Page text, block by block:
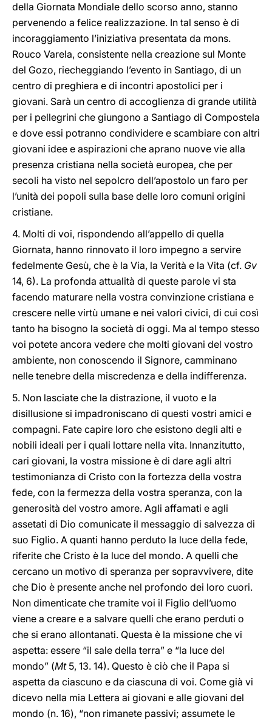
della Giornata Mondiale dello scorso anno, stanno
pervenendo a felice realizzazione. In tal senso è di
incoraggiamento l’iniziativa presentata da mons.
Rouco Varela, consistente nella creazione sul Monte
del Gozo, riecheggiando l’evento in Santiago, di un
centro di preghiera e di incontri apostolici per i
giovani. Sarà un centro di accoglienza di grande utilità
per i pellegrini che giungono a Santiago di Compostela
e dove essi potranno condividere e scambiare con altri
giovani idee e aspirazioni che aprano nuove vie alla
presenza cristiana nella società europea, che per
secoli ha visto nel sepolcro dell’apostolo un faro per
l’unità dei popoli sulla base delle loro comuni origini
cristiane.
4. Molti di voi, rispondendo all’appello di quella
Giornata, hanno rinnovato il loro impegno a servire
fedelmente Gesù, che è la Via, la Verità e la Vita (cf. Gv
14, 6). La profonda attualità di queste parole vi sta
facendo maturare nella vostra convinzione cristiana e
crescere nelle virtù umane e nei valori civici, di cui così
tanto ha bisogno la società di oggi. Ma al tempo stesso
voi potete ancora vedere che molti giovani del vostro
ambiente, non conoscendo il Signore, camminano
nelle tenebre della miscredenza e della indifferenza.
5. Non lasciate che la distrazione, il vuoto e la
disillusione si impadroniscano di questi vostri amici e
compagni. Fate capire loro che esistono degli alti e
nobili ideali per i quali lottare nella vita. Innanzitutto,
cari giovani, la vostra missione è di dare agli altri
testimonianza di Cristo con la fortezza della vostra
fede, con la fermezza della vostra speranza, con la
generosità del vostro amore. Agli affamati e agli
assetati di Dio comunicate il messaggio di salvezza di
suo Figlio. A quanti hanno perduto la luce della fede,
riferite che Cristo è la luce del mondo. A quelli che
cercano un motivo di speranza per sopravvivere, dite
che Dio è presente anche nel profondo dei loro cuori.
Non dimenticate che tramite voi il Figlio dell’uomo
viene a creare e a salvare quelli che erano perduti o
che si erano allontanati. Questa è la missione che vi
aspetta: essere “il sale della terra” e “la luce del
mondo” (Mt5, 13. 14). Questo è ciò che il Papa si
aspetta da ciascuno e da ciascuna di voi. Come già vi
dicevo nella mia Lettera ai giovani e alle giovani del
mondo (n. 16), “non rimanete passivi; assumete le